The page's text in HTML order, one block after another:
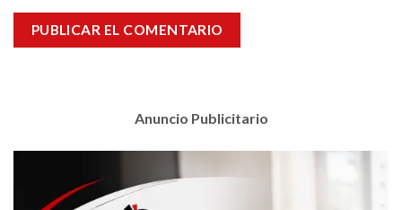
Anuncio Publicitario